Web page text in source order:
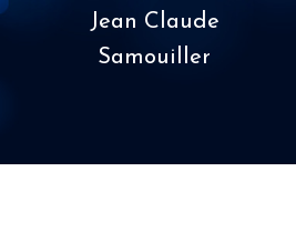
Jean Claude
Samouiller